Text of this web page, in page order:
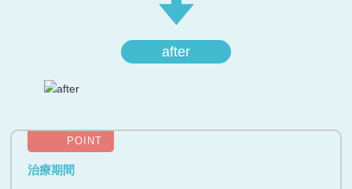
after
POINT
治療期間